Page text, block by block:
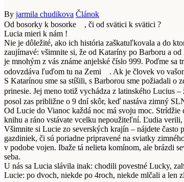
By jarmila chudikova Článok
Od bosorky k bosorke
, či od svätici k svätici ?
Lucia mieri k nám !
Nie je dôležité, ako ich história zaškatuľkovala a do
zaujímavé: všimnite si, že od Kataríny po Barboru a
je mnohým z vás známe anjelské číslo 999. Poďme
odovzdáva ľuďom tu na Zemi
. Ak je človek vo
S Katarínou sme sa stíšili, s Barborou sme požiadali
prinesie. Jej meno totiž vychádza z latinského Lucius –
posol zas približne o 9 dní skôr, keď nastáva zimný
Od Lucie do Vianoc každá noc má svoju moc.
knihu a ráno vstávate vcelku nepoužiteľní. Ľudia
Všimnite si Lucie zo severských krajín – nájdete často
gazdiniek, či sú poriadne pripravené na sviatky
v podobe vojen. Ibaže tá nelieta komínom, ale brázdi
seba.
U nás sa Lucia slávila inak: chodili povestné Lucky,
Lucie: po dvoch, niekde po 4roch, niekde mlčali a len